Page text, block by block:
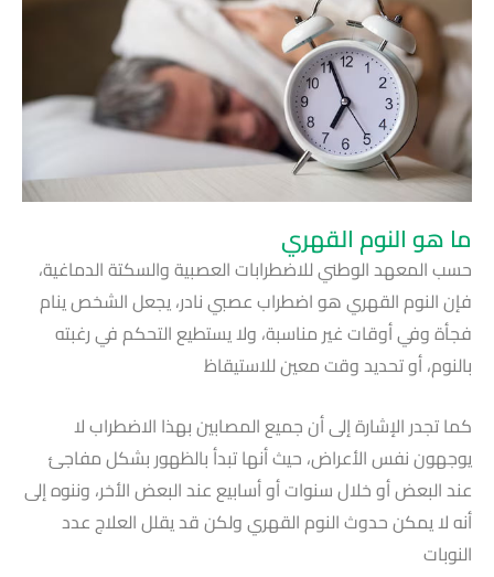
ما هو النوم القهري
حسب المعهد الوطني للاضطرابات العصبية والسكتة الدماغية،
فإن النوم القهري هو اضطراب عصبي نادر، يجعل الشخص ينام
فجأة وفي أوقات غير مناسبة، ولا يستطيع التحكم في رغبته
بالنوم، أو تحديد وقت معين للاستيقاظ
كما تجدر الإشارة إلى أن جميع المصابين بهذا الاضطراب لا
يوجهون نفس الأعراض، حيث أنها تبدأ بالظهور بشكل مفاجئ
عند البعض أو خلال سنوات أو أسابيع عند البعض الأخر، وننوه إلى
أنه لا يمكن حدوث النوم القهري ولكن قد يقلل العلاج عدد
النوبات